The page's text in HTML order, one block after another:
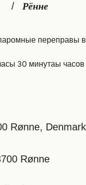
Рённе
переправы
30 минутаы
Rønne, Denmark
Rønne